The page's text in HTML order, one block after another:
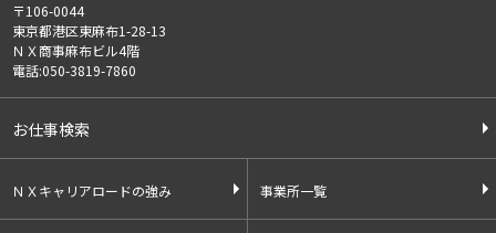
有料職業紹介事業
・請負事業
ご記入頂いた個人情報は、法令等に定める場合を除いて、ご本
人様の同意なく、第三者に提供することはございません。
5)外部の委託：
ご記入頂いた個人情報は、文書保存、サーバー管理等の目的
〒106-0044
東京都港区東麻布1-28-13
ＮＸ商事麻布ビル4階
電話:050-3819-7860
お仕事検索
ＮＸキャリアロードの強み 事業所一覧